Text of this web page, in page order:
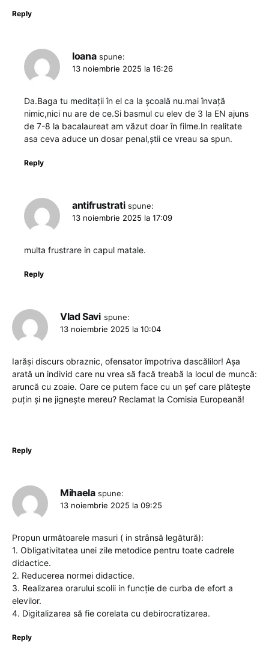
Reply
Ioana spune:
13 noiembrie 2025 la 16:26
Da.Baga tu meditații în el ca la școală nu.mai învață
nimic,nici nu are de ce.Si basmul cu elev de 3 la EN ajuns
de 7-8 la bacalaureat am văzut doar în filme.In realitate
asa ceva aduce un dosar penal,știi ce vreau sa spun.
Reply
antifrustrati spune:
13 noiembrie 2025 la 17:09
multa frustrare in capul matale.
Reply
Vlad Savi spune:
13 noiembrie 2025 la 10:04
Iarăși discurs obraznic, ofensator împotriva dascălilor! Așa
arată un individ care nu vrea să facă treabă la locul de muncă:
aruncă cu zoaie. Oare ce putem face cu un șef care plătește
puțin și ne jignește mereu? Reclamat la Comisia Europeană!
Reply
Mihaela spune:
13 noiembrie 2025 la 09:25
Propun următoarele masuri ( in strânsă legătură):
1. Obligativitatea unei zile metodice pentru toate cadrele
didactice.
2. Reducerea normei didactice.
3. Realizarea orarului scolii in funcție de curba de efort a
elevilor.
4. Digitalizarea să fie corelata cu debirocratizarea.
Reply